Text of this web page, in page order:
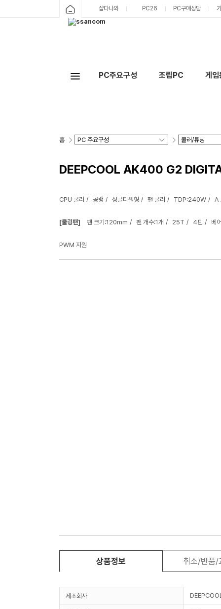
샵다나와 PC26 PC구매상담
PC주요구성 조립PC 게
홈
DEEPCOOL AK400 G2
CPU 쿨러 공랭 싱글타워형 팬 쿨러 TDP:240W A
[쿨링팬] 팬 크기:120mm 팬 개수:1개 25T 4핀 베
PWM 지원
상품정보 취소/반품/
제조회사